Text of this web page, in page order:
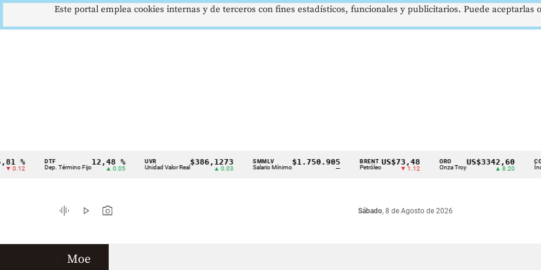
Cintillo
indicadores
económicos
Dep. Término Fijo
12,48 %
▲ 0.05 Unidad Valor Real
$386,1273
▲ 0.03
SMMLV
Salario Mínimo
$1.750.905 BRENT
Petróleo
US$73,48
▼ 1.12 Onza Troy
US$3342,60
▲ 8.20
COLCAP
Índ.
graphic_eq play_arrow photo_camera Sábado, 8 de Agosto de 2026
Moe
Este portal emplea cookies internas y de terceros con fines estadísticos, funcionales y publicitarios. Puede aceptarlas